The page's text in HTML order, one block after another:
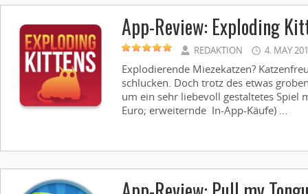
App-Review: Exploding
REDAKTION 4. MAY
Explodierende Miezekatzen?
schlucken. Doch trotz des etwas
um ein sehr liebevoll gestaltetes Spiel
Euro; erweiternde In-App-Käufe) ...